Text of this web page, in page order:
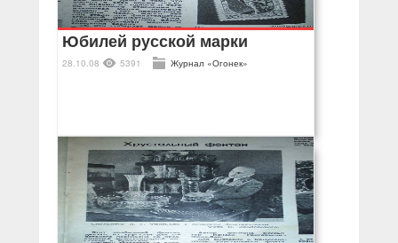
Юбилей русской марки
28.10.08 5391 Журнал «Огонек»